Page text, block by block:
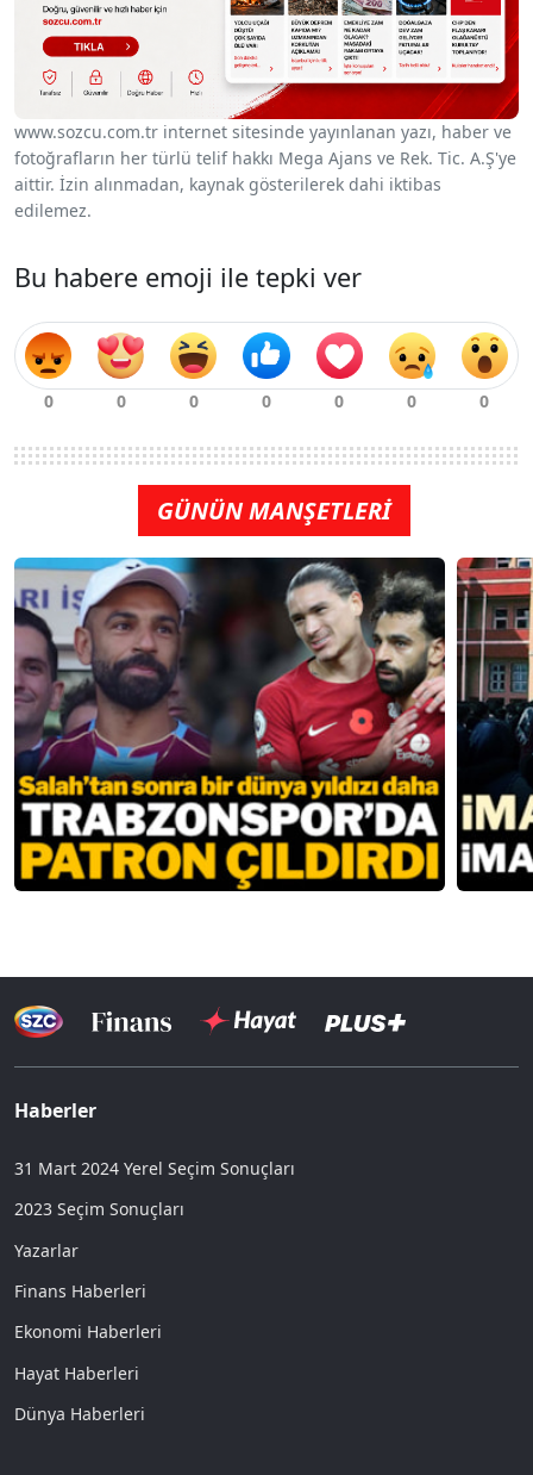
www.sozcu.com.tr internet sitesinde yayınlanan yazı, haber ve
fotoğrafların her türlü telif hakkı Mega Ajans ve Rek. Tic. A.Ş'ye
aittir. İzin alınmadan, kaynak gösterilerek dahi iktibas
edilemez.
Bu habere emoji ile tepki ver
GÜNÜN MANŞETLERİ
Haberler
31 Mart 2024 Yerel Seçim Sonuçları
2023 Seçim Sonuçları
Yazarlar
Finans Haberleri
Ekonomi Haberleri
Hayat Haberleri
Dünya Haberleri